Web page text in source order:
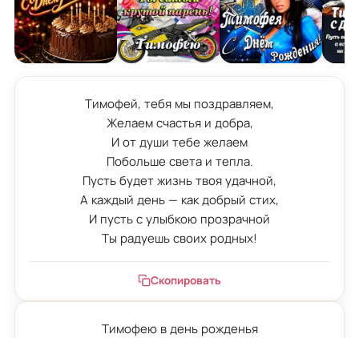
Тимофей, тебя мы поздравляем,
Желаем счастья и добра,
И от души тебе желаем
Побольше света и тепла.
Пусть будет жизнь твоя удачной,
А каждый день — как добрый стих,
И пусть с улыбкою прозрачной
Ты радуешь своих родных!
Скопировать
Тимофею в день рожденья